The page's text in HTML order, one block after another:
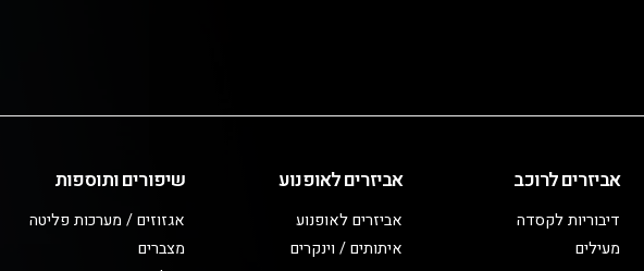
אביזרים לרוכב
דיבוריות לקסדה
מעילים
אביזרים לאופנוע
אביזרים לאופנוע
איתותים / וינקרים
שיפורים ותוספות
אגזוזים / מערכות פליטה
מצברים